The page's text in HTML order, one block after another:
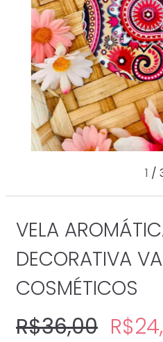
1 /
VELA
DECORATIVA
COSMÉTICOS
R$36,00